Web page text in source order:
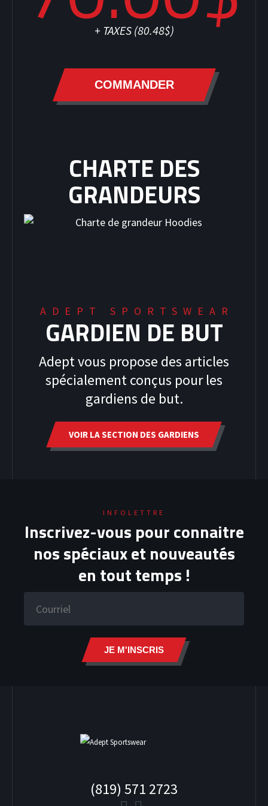
HOODIES
+ TAXES (80.48$)
COMMANDER
CHARTE DES
GRANDEURS
ADEPT SPORTSWEAR
GARDIEN DE BUT
Adept vous propose des articles
spécialement conçus pour les
gardiens de but.
VOIR LA SECTION DES GARDIENS
INFOLETTRE
Inscrivez-vous pour connaitre
nos spéciaux et nouveautés
en tout temps !
JE M'INSCRIS
(819) 571 2723